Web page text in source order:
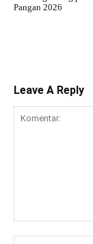
Pangan 2026
Leave A Reply